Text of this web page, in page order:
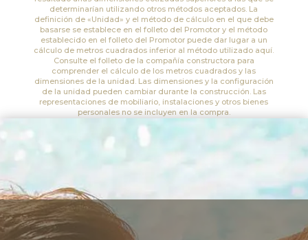
determinarían utilizando otros métodos aceptados. La
definición de «Unidad» y el método de cálculo en el que debe
basarse se establece en el folleto del Promotor y el método
establecido en el folleto del Promotor puede dar lugar a un
cálculo de metros cuadrados inferior al método utilizado aquí.
Consulte el folleto de la compañía constructora para
comprender el cálculo de los metros cuadrados y las
dimensiones de la unidad. Las dimensiones y la configuración
de la unidad pueden cambiar durante la construcción. Las
representaciones de mobiliario, instalaciones y otros bienes
personales no se incluyen en la compra.